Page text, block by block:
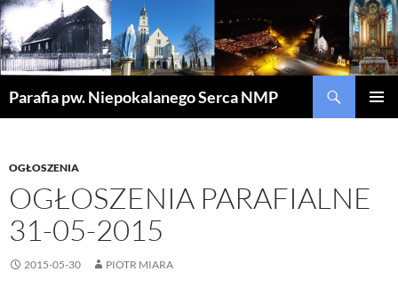
Parafia pw. Niepokalanego Serca NMP
OGŁOSZENIA
OGŁOSZENIA PARAFIALNE
31-05-2015
2015-05-30 PIOTR MIARA